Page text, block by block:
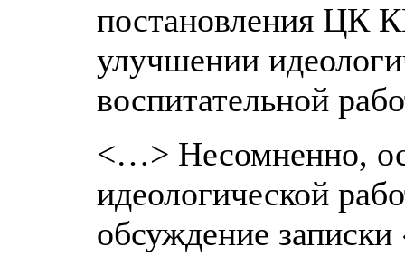
постановления ЦК
улучшении
воспитательной
<…> Несомненно,
идеологической
обсуждение